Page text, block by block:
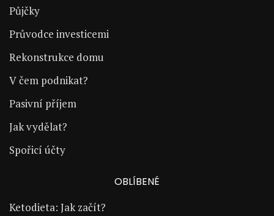
Půjčky
Průvodce investicemi
Rekonstrukce domu
V čem podnikat?
Pasivní příjem
Jak vydělat?
Spořicí účty
OBLÍBENÉ
Ketodieta: Jak začít?